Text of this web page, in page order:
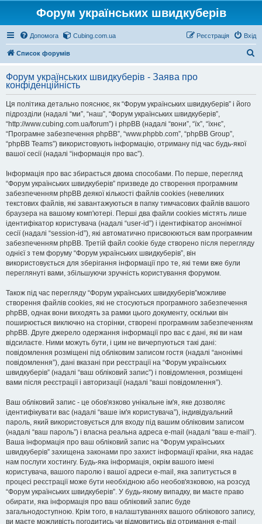
Форум українських швидкуберів
Допомога Cubing.com.ua Вхід
Реєстрація
Список форумів
у
Форум українських швидкуберів - Заява про
конфіденційність
Ця політика детально пояснює, як “Форум українських швидкуберів” і його
підрозділи (надалі “ми”, “наш”, “Форум українських швидкуберів”,
“http://www.cubing.com.ua/forum”) і phpBB (надалі “вони”, “їх”, “їхнє”,
“Програмне забезпечення phpBB”, “www.phpbb.com”, “phpBB Group”,
“phpBB Teams”) використовують інформацію, отриману під час будь-якої
вашої сесії (надалі “інформація про вас”).
Інформація про вас збирається двома способами. По перше, перегляд
“Форум українських швидкуберів” призведе до створення програмним
забезпеченням phpBB деякої кількості файлів cookies (невеликих
текстових файлів, які завантажуються в папку тимчасових файлів вашого
браузера на вашому комп'ютері. Перші два файли cookies містять лише
ідентифікатор користувача (надалі “user-id”) і ідентифікатор анонімної
сесії (надалі “session-id”), які автоматично присвоюються вам програмним
забезпеченням phpBB. Третій файл cookie буде створено після перегляду
однієї з тем форуму “Форум українських швидкуберів”, він
використовується для зберігання інформації про те, які теми вже були
переглянуті вами, збільшуючи зручність користування форумом.
Також під час перегляду “Форум українських швидкуберів”можливе
створення файлів cookies, які не стосуються програмного забезпечення
phpBB, однак вони виходять за рамки цього документу, оскільки він
поширюється виключно на сторінки, створені програмним забезпеченням
phpBB. Друге джерело одержання інформації про вас є дані, які ви нам
відсилаєте. Ними можуть бути, і цим не вичерпуються такі дані:
повідомлення розміщені під обліковим записом гостя (надалі “анонімні
повідомлення”), дані вказані при реєстрації на “Форум українських
швидкуберів” (надалі “ваш обліковий запис”) і повідомлення, розміщені
вами після реєстрації і авторизації (надалі “ваші повідомлення”).
Ваш обліковий запис - це обов'язково унікальне ім'я, яке дозволяє
ідентифікувати вас (надалі “ваше ім'я користувача”), індивідуальний
пароль, який використовується для входу під вашим обліковим записом
(надалі “ваш пароль”) і власна реальна адреса e-mail (надалі “ваш e-mail”).
Ваша інформація про ваш обліковий запис на “Форум українських
швидкуберів” захищена законами про захист інформації країни, яка надає
нам послуги хостингу. Будь-яка інформація, окрім вашого імені
користувача, вашого паролю і вашої адреси e-mail, яка запитується в
процесі реєстрації може бути необхідною або необов'язковою, на розсуд
“Форум українських швидкуберів”. У будь-якому випадку, ви маєте право
обирати, яка інформація про ваш обліковий запис буде
загальнодоступною. Крім того, в налаштуваннях вашого облікового запису,
ви маєте можливість погодитись чи відмовитись від отримання e-mail